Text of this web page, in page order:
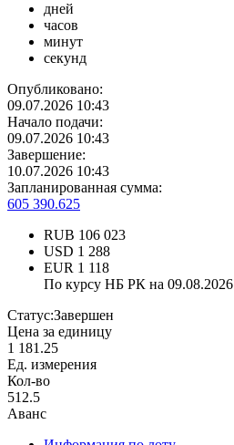
дней
часов
минут
секунд
Опубликовано:
09.07.2026 10:43
Начало подачи:
09.07.2026 10:43
Завершение:
10.07.2026 10:43
Запланированная сумма:
605 390.625
RUB 106 023
USD 1 288
EUR 1 118
По курсу НБ РК на 09.08.2026
Статус:Завершен
Цена за единицу
1 181.25
Ед. измерения
Кол-во
512.5
Аванс